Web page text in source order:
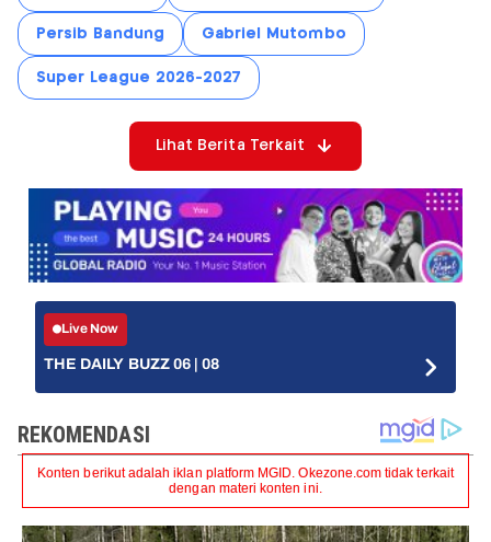
Persib Bandung Gabriel Mutombo
Super League 2026-2027
Lihat Berita Terkait
Live Now
THE DAILY BUZZ 06 | 08